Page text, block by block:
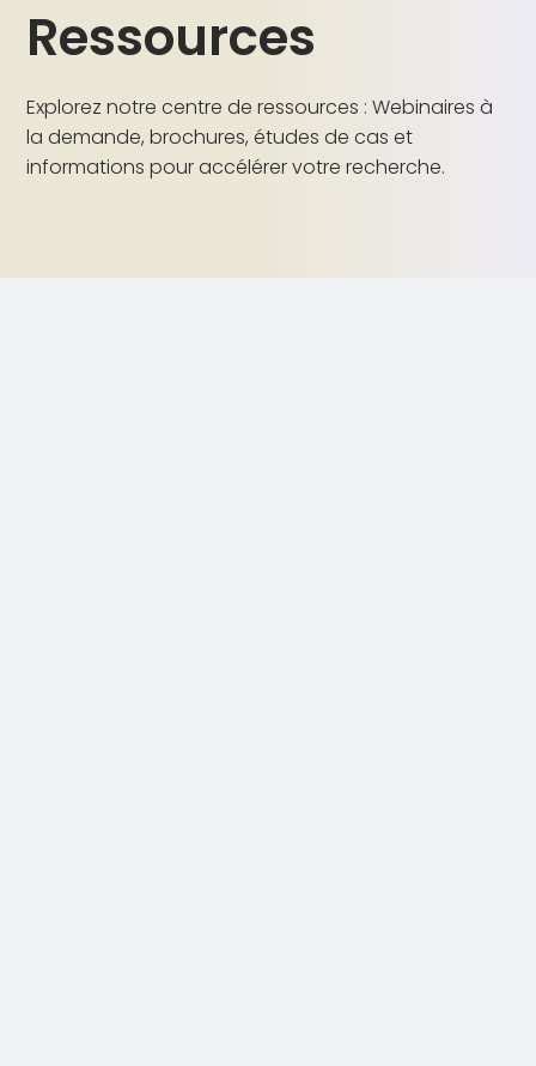
Ressources
Explorez notre centre de ressources : Webinaires à
la demande, brochures, études de cas et
informations pour accélérer votre recherche.